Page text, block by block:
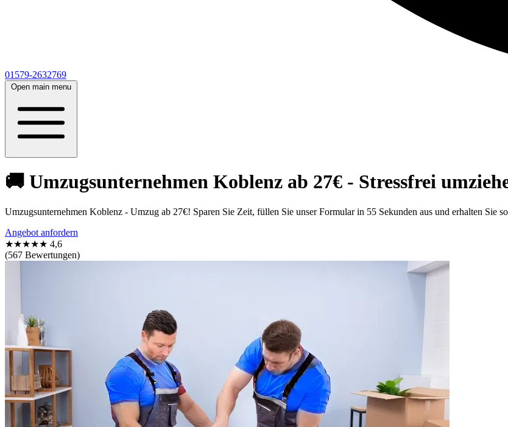
01579-2632769
Open main menu
🚚 Umzugsunternehmen Koblenz ab 27€ - Stressfrei
Umzugsunternehmen Koblenz - Umzug ab 27€! Sparen Sie Zeit, füllen Sie unser Formular in 55 Sekunden aus und erhalten Sie
Angebot anfordern
★★★★★ 4,6
(567 Bewertungen)